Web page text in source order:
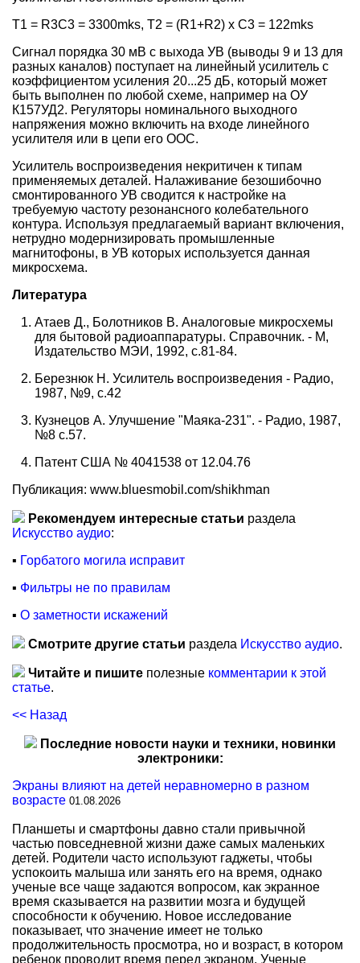
T1 = R3C3 = 3300mks, T2 = (R1+R2) x C3 = 122mks
Сигнал порядка 30 мВ с выхода УВ (выводы 9 и 13 для
разных каналов) поступает на линейный усилитель с
коэффициентом усиления 20...25 дБ, который может
быть выполнен по любой схеме, например на ОУ
К157УД2. Регуляторы номинального выходного
напряжения можно включить на входе линейного
усилителя или в цепи его ООС.
Усилитель воспроизведения некритичен к типам
применяемых деталей. Налаживание безошибочно
смонтированного УВ сводится к настройке на
требуемую частоту резонансного колебательного
контура. Используя предлагаемый вариант включения,
нетрудно модернизировать промышленные
магнитофоны, в УВ которых используется данная
микросхема.
Литература
Атаев Д., Болотников В. Аналоговые микросхемы
для бытовой радиоаппаратуры. Справочник. - М,
Издательство МЭИ, 1992, с.81-84.
Березнюк Н. Усилитель воспроизведения - Радио,
1987, №9, с.42
Кузнецов А. Улучшение "Маяка-231". - Радио, 1987,
№8 с.57.
Патент США № 4041538 от 12.04.76
Публикация: www.bluesmobil.com/shikhman
Рекомендуем интересные статьи раздела
Искусство аудио:
▪ Горбатого могила исправит
▪ Фильтры не по правилам
▪ О заметности искажений
Смотрите другие статьи раздела Искусство аудио.
Читайте и пишите полезные комментарии к этой
статье.
<< Назад
Последние новости науки и техники, новинки
электроники:
Экраны влияют на детей неравномерно в разном
возрасте 01.08.2026
Планшеты и смартфоны давно стали привычной
частью повседневной жизни даже самых маленьких
детей. Родители часто используют гаджеты, чтобы
успокоить малыша или занять его на время, однако
ученые все чаще задаются вопросом, как экранное
время сказывается на развитии мозга и будущей
способности к обучению. Новое исследование
показывает, что значение имеет не только
продолжительность просмотра, но и возраст, в котором
ребенок проводит время перед экраном. Ученые